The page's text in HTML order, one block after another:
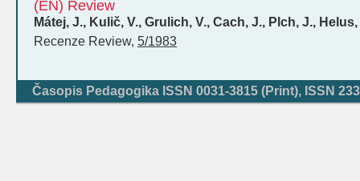
(EN) Review
Mátej, J., Kulič, V., Grulich, V., Cach, J., Plch, J.,
Recenze Review, 5/1983
Časopis Pedagogika ISSN 0031-3815 (Print), ISSN